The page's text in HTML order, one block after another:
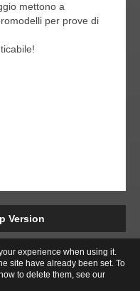
mettono a
per prove di
Version
by:A40
di Vandelli Valter
experience when using it.
site have already been set. To
to delete them, see our